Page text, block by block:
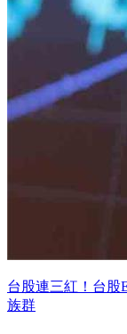
台股連三紅！台
族群